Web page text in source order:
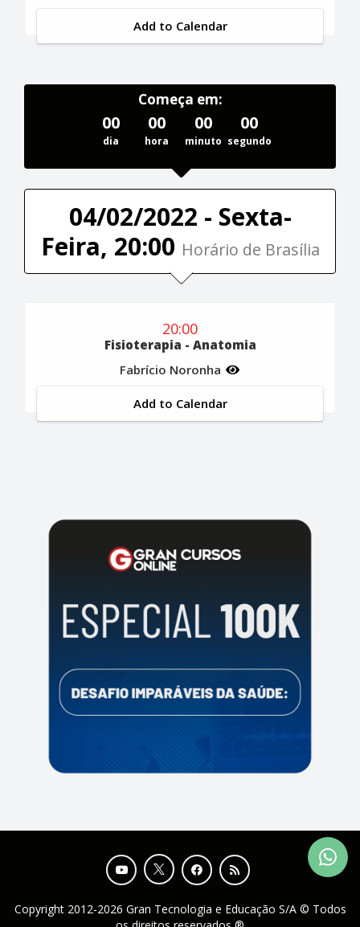
Add to Calendar
Começa em:
00
dia
00
hora
00
minuto
00
segundo
04/02/2022 - Sexta-
Feira, 20:00 Horário de Brasília
20:00
Fisioterapia - Anatomia
Fabrício Noronha
Add to Calendar
Copyright 2012-2026 Gran Tecnologia e Educação S/A © Todos